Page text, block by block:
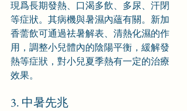
現爲長期發熱、口渴多飲、多尿、汗閉
等症狀。其病機與暑濕內蘊有關。新加
香薷飲可通過祛暑解表、清熱化濕的作
用，調整小兒體內的陰陽平衡，緩解發
熱等症狀，對小兒夏季熱有一定的治療
效果。
3. 中暑先兆